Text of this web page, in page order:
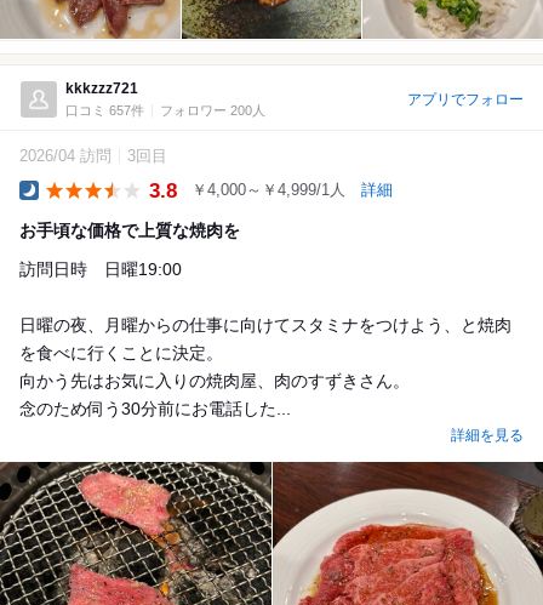
kkkzzz721
口コミ 657件 フォロワー 200人
アプリでフォロー
2026/04 訪問 3回目
3.8 ￥4,000～￥4,999/1人 詳細
お手頃な価格で上質な焼肉を
訪問日時 日曜19:00
日曜の夜、月曜からの仕事に向けてスタミナをつけよう、と焼肉
を食べに行くことに決定。
向かう先はお気に入りの焼肉屋、肉のすずきさん。
念のため伺う30分前にお電話した...
詳細を見る